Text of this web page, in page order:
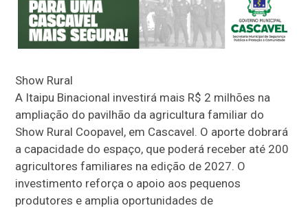
Show Rural
A Itaipu Binacional investirá mais R$ 2 milhões na
ampliação do pavilhão da agricultura familiar do
Show Rural Coopavel, em Cascavel. O aporte dobrará
a capacidade do espaço, que poderá receber até 200
agricultores familiares na edição de 2027. O
investimento reforça o apoio aos pequenos
produtores e amplia oportunidades de